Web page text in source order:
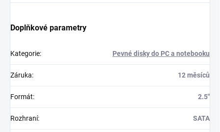
Doplňkové parametry
Kategorie: Pevné disky do PC a notebooku
Záruka: 12 měsíců
Formát: 2.5"
Rozhraní: SATA